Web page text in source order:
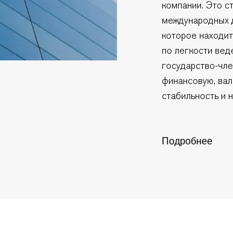
компании. Это
международных
которое
по легкости
государство-
финансовую,
стабильность и
Подробнее